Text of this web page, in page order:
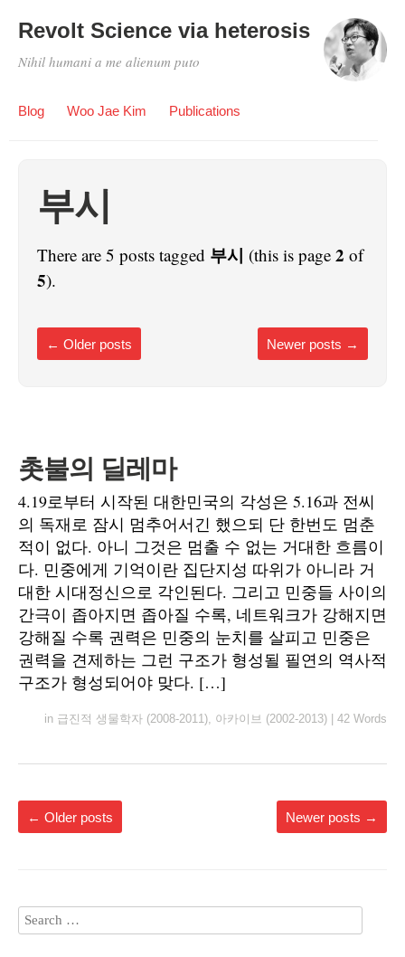
Revolt Science via heterosis
Nihil humani a me alienum puto
Blog Woo Jae Kim Publications
부시
There are 5 posts tagged 부시 (this is page 2 of
5).
← Older posts Newer posts →
촛불의 딜레마
4.19로부터 시작된 대한민국의 각성은 5.16과 전씨
의 독재로 잠시 멈추어서긴 했으되 단 한번도 멈춘
적이 없다. 아니 그것은 멈출 수 없는 거대한 흐름이
다. 민중에게 기억이란 집단지성 따위가 아니라 거
대한 시대정신으로 각인된다. 그리고 민중들 사이의
간극이 좁아지면 좁아질 수록, 네트워크가 강해지면
강해질 수록 권력은 민중의 눈치를 살피고 민중은
권력을 견제하는 그런 구조가 형성될 필연의 역사적
구조가 형성되어야 맞다. […]
in 급진적 생물학자 (2008-2011), 아카이브 (2002-2013) 42 Words
← Older posts Newer posts →